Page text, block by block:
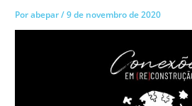
Porabepar/9 de novembro de 2020